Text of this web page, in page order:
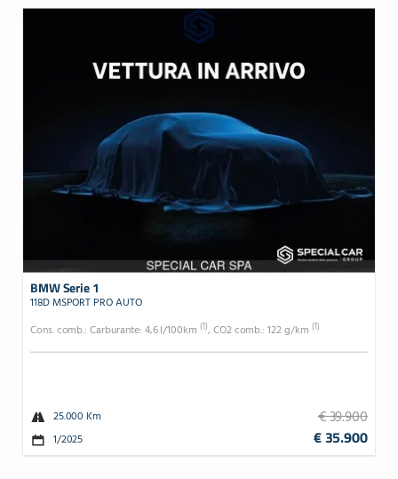
BMW Serie 1
118D MSPORT PRO AUTO
Cons. comb.: Carburante: 4,6 l/100km (1), CO2 comb.: 122 g/km (1)
25.000 Km
1/2025
€ 39.900
€ 35.900